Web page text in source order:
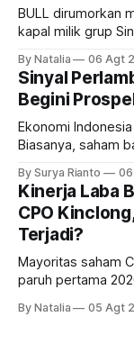
BULL dirumorkan
kapal milik grup
masih menarik
By Natalia 06 Agt
Sinyal
Begini
Ekonomi
Biasanya, saham
bank ke
By Surya Rianto
Kinerja Laba
CPO
Terjadi?
Mayoritas saham
paruh pertama
diprediksi semakin
By Natalia 05 Agt